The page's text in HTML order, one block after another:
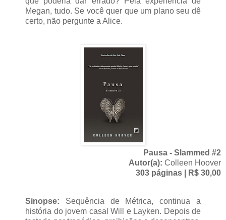
Megan, tudo. Se você quer que um plano seu dê
certo, não pergunte a Alice.
Pausa - Slammed #2
Autor(a): Colleen Hoover
303 páginas | R$ 30,00
Sinopse: Sequência de Métrica, continua a
história do jovem casal Will e Layken. Depois de